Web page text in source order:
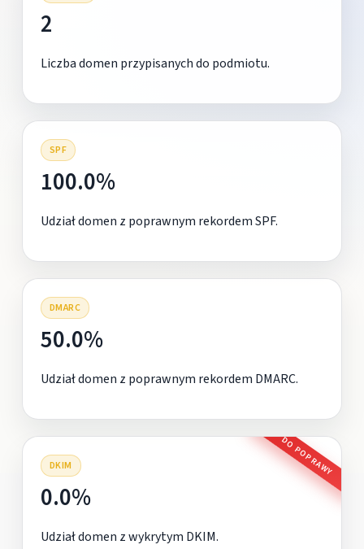
2
Liczba domen przypisanych do podmiotu.
SPF
100.0%
Udział domen z poprawnym rekordem SPF.
DMARC
50.0%
Udział domen z poprawnym rekordem DMARC.
DKIM DO POPRAWY
0.0%
Udział domen z wykrytym DKIM.